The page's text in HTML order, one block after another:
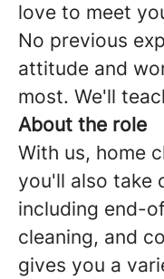
love to meet
No previous
attitude and
most. We'll
About the role
With us, home
you'll also take
including end-
cleaning, and
gives you a